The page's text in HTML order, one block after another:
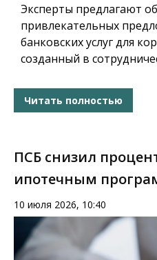
Эксперты предлагают
привлекательных
банковских услуг для
созданный в
Читать полностью
ПСБ снизил
ипотечным
10 июля 2026, 10:40